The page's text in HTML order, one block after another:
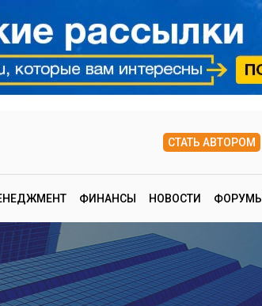
СТАТЬ АВТОРОМ
ФИНАНСЫ НОВОСТИ ФОРУМЫ